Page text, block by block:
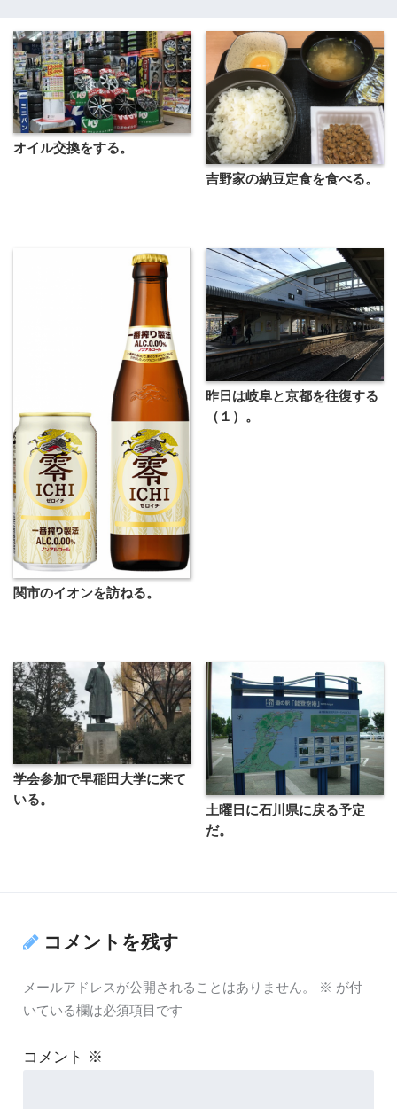
オイル交換をする。
吉野家の納豆定食を食べる。
関市のイオンを訪ねる。
昨日は岐阜と京都を往復する
（１）。
学会参加で早稲田大学に来て
いる。
土曜日に石川県に戻る予定
だ。
コメントを残す
メールアドレスが公開されることはありません。 ※ が付
いている欄は必須項目です
コメント ※